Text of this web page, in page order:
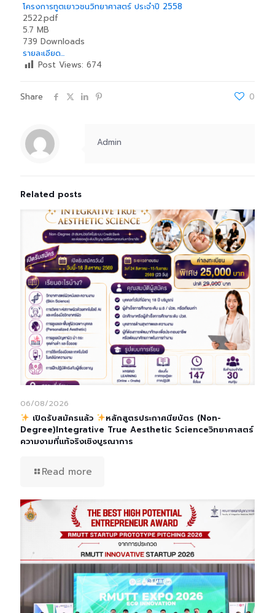
โครงการทูตเยาวชนวิทยาศาสตร์ ประจำปี 2558
2522.pdf
5.7 MB
739 Downloads
รายละเอียด...
Post Views: 674
Share 0
Admin
Related posts
06/08/2026
เปิดรับสมัครแล้ว
หลักสูตรประกาศนียบัตร (Non-
Degree)Integrative True Aesthetic Scienceวิทยาศาสตร์
ความงามที่แท้จริงเชิงบูรณาการ
Read more